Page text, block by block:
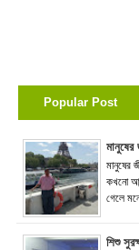
Popular Post
মানুষের
মানুষের
কখনো
গেলে
শিশু